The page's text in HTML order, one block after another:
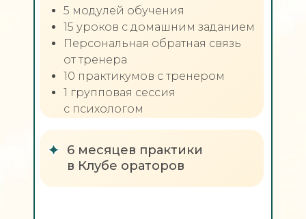
5 модулей обучения
15 уроков с домашним заданием
Персональная обратная связь
от тренера
10 практикумов с тренером
1 групповая сессия
с психологом
6 месяцев практики
в Клубе ораторов